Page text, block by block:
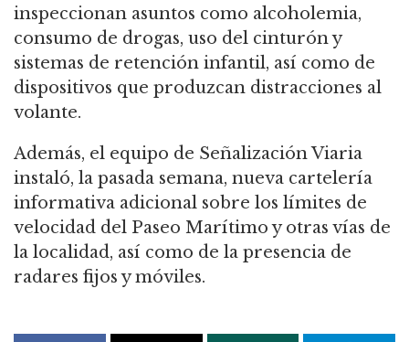
inspeccionan asuntos como alcoholemia,
consumo de drogas, uso del cinturón y
sistemas de retención infantil, así como de
dispositivos que produzcan distracciones al
volante.
Además, el equipo de Señalización Viaria
instaló, la pasada semana, nueva cartelería
informativa adicional sobre los límites de
velocidad del Paseo Marítimo y otras vías de
la localidad, así como de la presencia de
radares fijos y móviles.